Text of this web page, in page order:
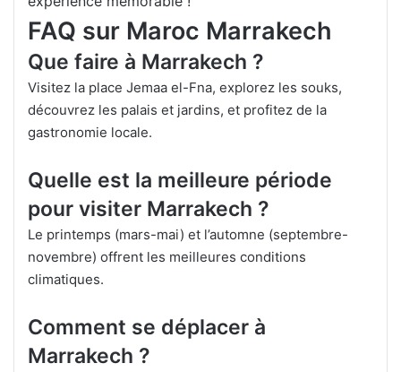
FAQ sur Maroc Marrakech
Que faire à Marrakech ?
Visitez la place Jemaa el-Fna, explorez les souks,
découvrez les palais et jardins, et profitez de la
gastronomie locale.
Quelle est la meilleure période
pour visiter Marrakech ?
Le printemps (mars-mai) et l’automne (septembre-
novembre) offrent les meilleures conditions
climatiques.
Comment se déplacer à
Marrakech ?